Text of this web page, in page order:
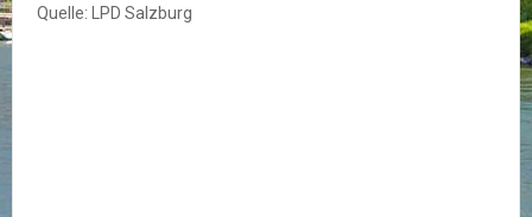
Quelle: LPD Salzburg